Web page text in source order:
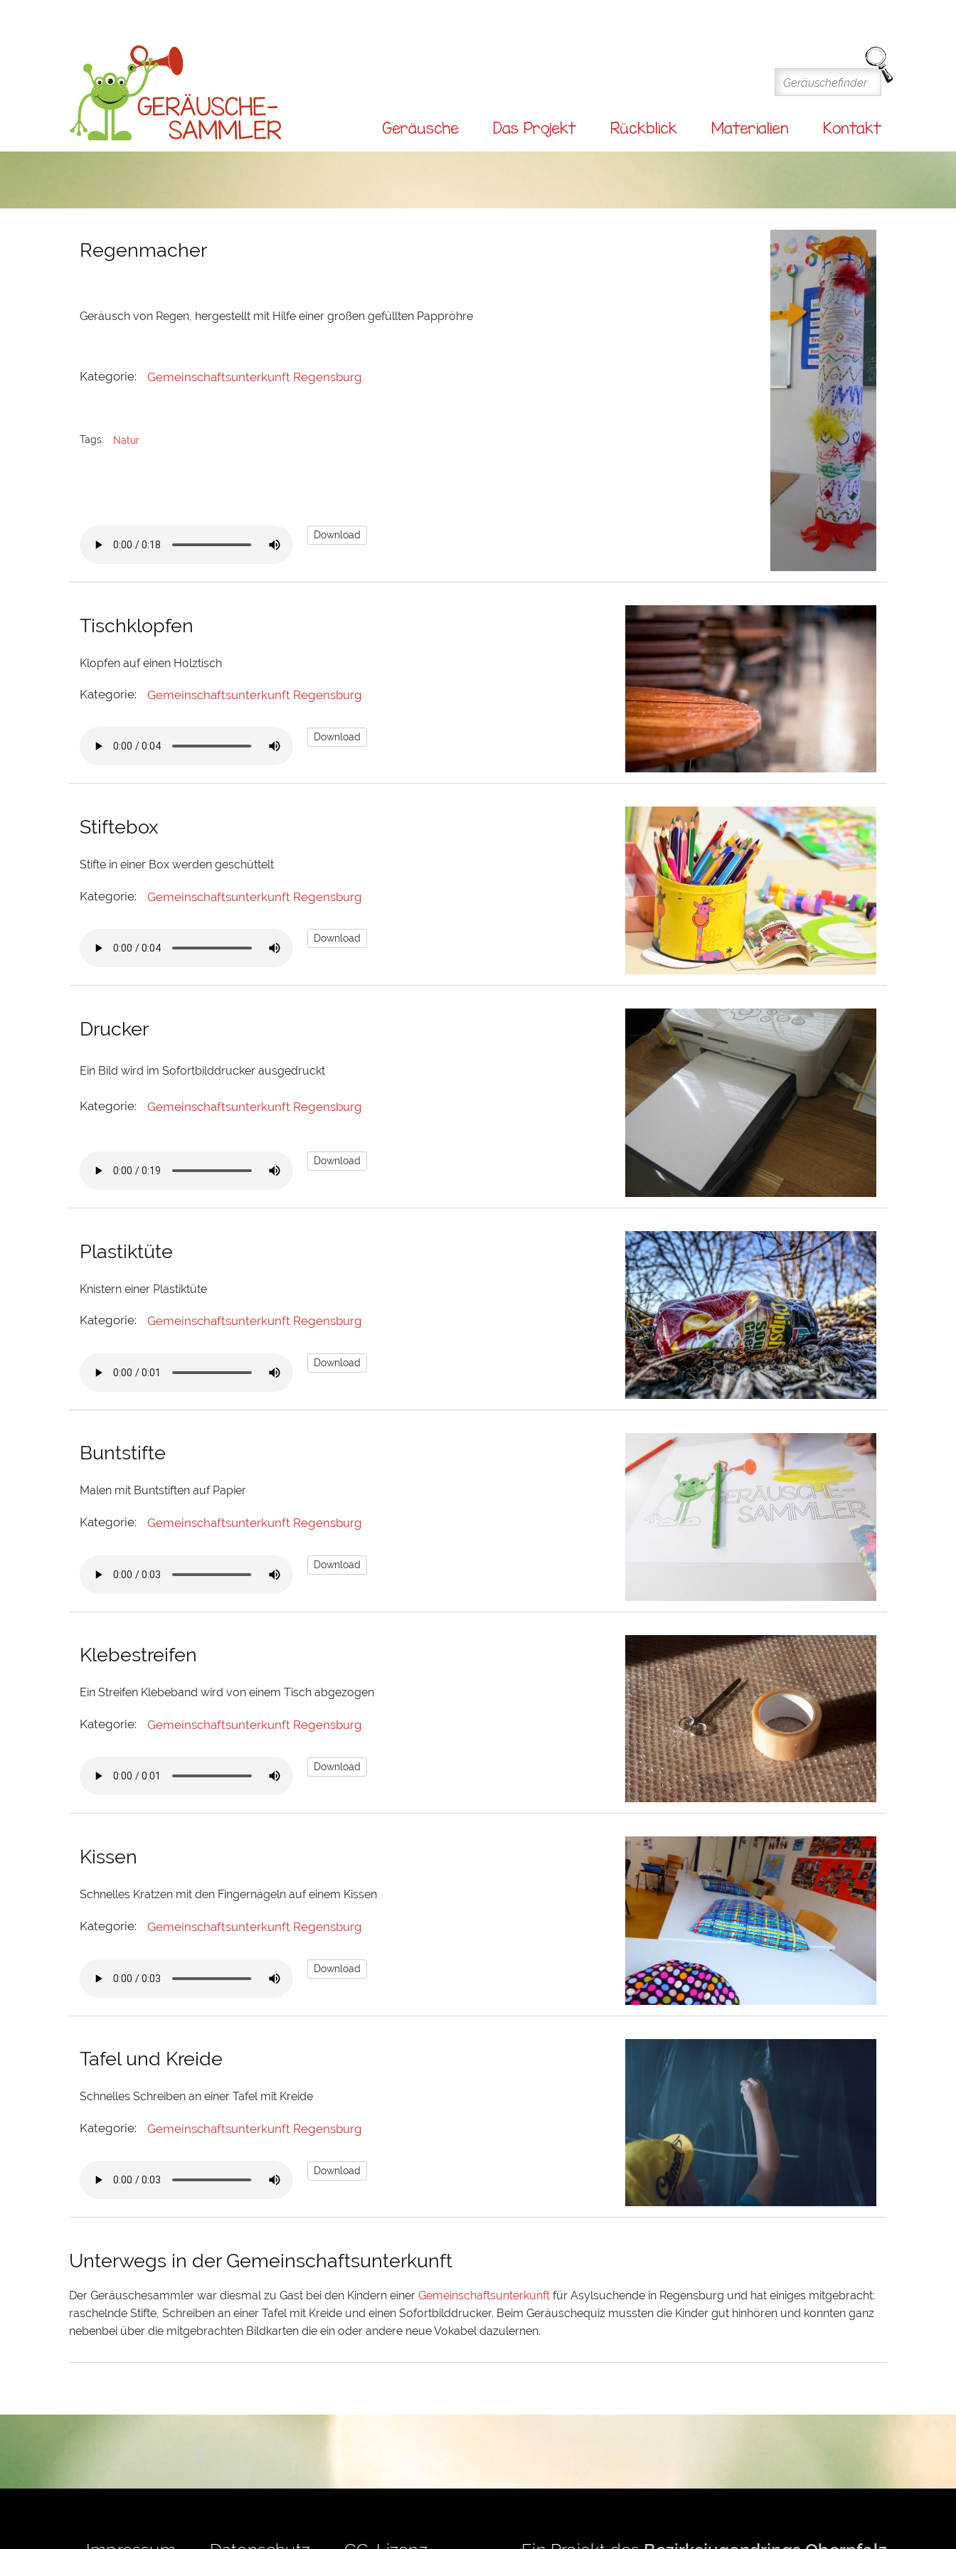
Main
menuGeräusche Das Projekt Rückblick Materialien Kontakt
Regenmacher
Geräusch von Regen, hergestellt mit Hilfe einer großen gefüllten Pappröhre
Kategorie: Gemeinschaftsunterkunft Regensburg
Tags: Natur
Download
Tischklopfen
Klopfen auf einen Holztisch
Kategorie: Gemeinschaftsunterkunft Regensburg
Download
Stiftebox
Stifte in einer Box werden geschüttelt
Kategorie: Gemeinschaftsunterkunft Regensburg
Download
Drucker
Ein Bild wird im Sofortbilddrucker ausgedruckt
Kategorie: Gemeinschaftsunterkunft Regensburg
Download
Plastiktüte
Knistern einer Plastiktüte
Kategorie: Gemeinschaftsunterkunft Regensburg
Download
Buntstifte
Malen mit Buntstiften auf Papier
Kategorie: Gemeinschaftsunterkunft Regensburg
Download
Klebestreifen
Ein Streifen Klebeband wird von einem Tisch abgezogen
Kategorie: Gemeinschaftsunterkunft Regensburg
Download
Kissen
Schnelles Kratzen mit den Fingernägeln auf einem Kissen
Kategorie: Gemeinschaftsunterkunft Regensburg
Download
Tafel und Kreide
Schnelles Schreiben an einer Tafel mit Kreide
Kategorie: Gemeinschaftsunterkunft Regensburg
Download
Unterwegs in der Gemeinschaftsunterkunft
Der Geräuschesammler war diesmal zu Gast bei den Kindern einer Gemeinschaftsunterkunft für Asylsuchende in Regensburg und hat einiges mitgebracht:
raschelnde Stifte, Schreiben an einer Tafel mit Kreide und einen Sofortbilddrucker. Beim Geräuschequiz mussten die Kinder gut hinhören und konnten ganz
nebenbei über die mitgebrachten Bildkarten die ein oder andere neue Vokabel dazulernen.